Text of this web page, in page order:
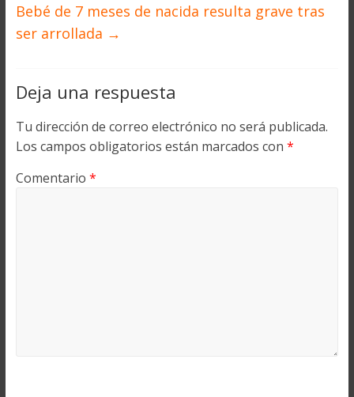
Bebé de 7 meses de nacida resulta grave tras
ser arrollada →
Deja una respuesta
Tu dirección de correo electrónico no será publicada.
Los campos obligatorios están marcados con *
Comentario *